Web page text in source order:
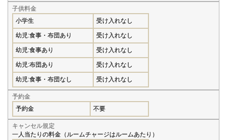
子供料金
小学生
受け入れなし
幼児:食事・布団あり 受け入れなし
幼児:食事あり 受け入れなし
幼児:布団あり 受け入れなし
幼児:食事・布団なし 受け入れなし
予約金
予約金
不要
キャンセル規定
一人当たりの料金（ルームチャージはルームあたり）